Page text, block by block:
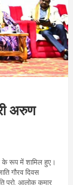
अरुण
के रूप में शामिल हुए।
गौरव दिवस
प्रो. आलोक कुमार